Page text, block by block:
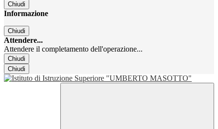
Chiudi
Informazione
Chiudi
Attendere...
Attendere il completamento dell'operazione...
Chiudi
Chiudi